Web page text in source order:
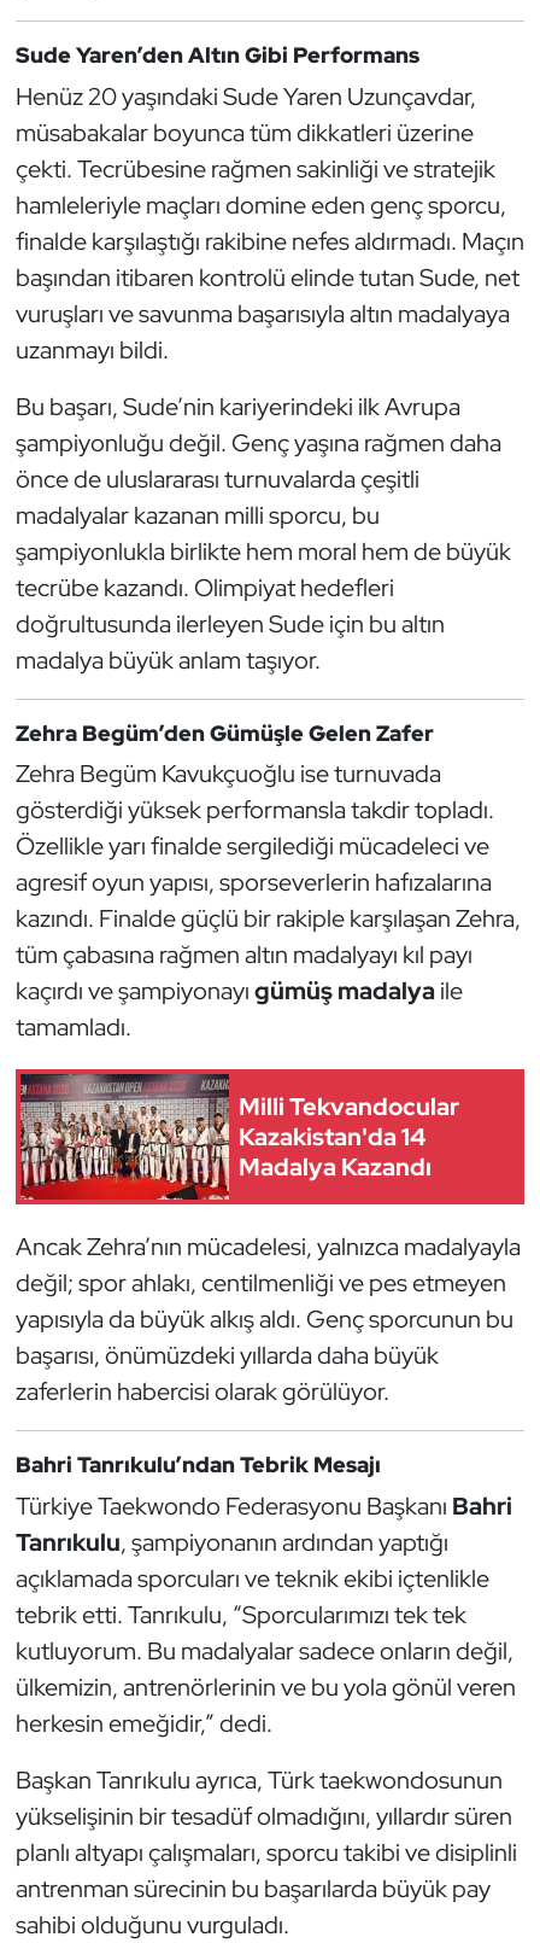
Sude Yaren’den Altın Gibi Performans
Henüz 20 yaşındaki Sude Yaren Uzunçavdar,
müsabakalar boyunca tüm dikkatleri üzerine
çekti. Tecrübesine rağmen sakinliği ve stratejik
hamleleriyle maçları domine eden genç sporcu,
finalde karşılaştığı rakibine nefes aldırmadı. Maçın
başından itibaren kontrolü elinde tutan Sude, net
vuruşları ve savunma başarısıyla altın madalyaya
uzanmayı bildi.
Bu başarı, Sude’nin kariyerindeki ilk Avrupa
şampiyonluğu değil. Genç yaşına rağmen daha
önce de uluslararası turnuvalarda çeşitli
madalyalar kazanan milli sporcu, bu
şampiyonlukla birlikte hem moral hem de büyük
tecrübe kazandı. Olimpiyat hedefleri
doğrultusunda ilerleyen Sude için bu altın
madalya büyük anlam taşıyor.
Zehra Begüm’den Gümüşle Gelen Zafer
Zehra Begüm Kavukçuoğlu ise turnuvada
gösterdiği yüksek performansla takdir topladı.
Özellikle yarı finalde sergilediği mücadeleci ve
agresif oyun yapısı, sporseverlerin hafızalarına
kazındı. Finalde güçlü bir rakiple karşılaşan Zehra,
tüm çabasına rağmen altın madalyayı kıl payı
kaçırdı ve şampiyonayıgümüş madalyaile
tamamladı.
Milli Tekvandocular
Kazakistan'da 14
Madalya Kazandı
Ancak Zehra’nın mücadelesi, yalnızca madalyayla
değil; spor ahlakı, centilmenliği ve pes etmeyen
yapısıyla da büyük alkış aldı. Genç sporcunun bu
başarısı, önümüzdeki yıllarda daha büyük
zaferlerin habercisi olarak görülüyor.
Bahri Tanrıkulu’ndan Tebrik Mesajı
Türkiye Taekwondo Federasyonu Başkanı Bahri
Tanrıkulu, şampiyonanın ardından yaptığı
açıklamada sporcuları ve teknik ekibi içtenlikle
tebrik etti. Tanrıkulu, “Sporcularımızı tek tek
kutluyorum. Bu madalyalar sadece onların değil,
ülkemizin, antrenörlerinin ve bu yola gönül veren
herkesin emeğidir,” dedi.
Başkan Tanrıkulu ayrıca, Türk taekwondosunun
yükselişinin bir tesadüf olmadığını, yıllardır süren
planlı altyapı çalışmaları, sporcu takibi ve disiplinli
antrenman sürecinin bu başarılarda büyük pay
sahibi olduğunu vurguladı.
Judo ve Kuraş
Kano ve Rafting
Karate
Kayak
Kempo
Kick Boks
Kürek
Masa Tenisi
Modern Pentatlon
Motor Sporları
Okçuluk
Optimist
Oryantiring
Özel Sporcular
Paralimpik
Ragbi
Satranç
Su Topu
Tekvando
Tenis
Triatlon
Voleybol
Vücut Geliştirme Fitness
Yelken